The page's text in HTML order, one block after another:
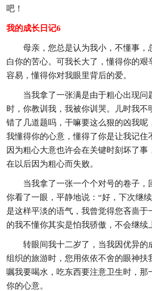
吧！
我的成长日记6
母亲，您总是认为我小，不懂事，
白你的苦心。可我长大了，懂得你的艰
容易，懂得你对我眼里背后的爱。
当我拿了一张满是由于粗心出现问
时，你教训我，我被你训哭。儿时我不
错了几道题吗，干嘛要这么狠的凶我呢
我懂得你的心意，懂得了你是让我记住
因为粗心大意也许会在关键时刻坏了事
在以后因为粗心而失败。
当我拿了一张一个个对号的卷子，
你看了一眼，平静地说：“好，下次继
是这样平淡的语气，我曾觉得您吝啬于
的我不懂你其实是怕我骄傲，不会继续
转眼间我十二岁了，当我因优异的
组织的旅游时，您用依依不舍的眼神扶
嘱我要喝水，吃东西要注意卫生时，那
你的心意。